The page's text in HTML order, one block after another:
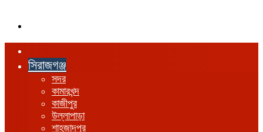
সিরাজগঞ্জ
সদর
কামারখন্দ
কাজীপুর
উল্লাপাড়া
শাহজাদপুর